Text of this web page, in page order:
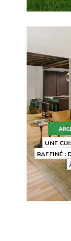
UNE
RAFFINÉ :